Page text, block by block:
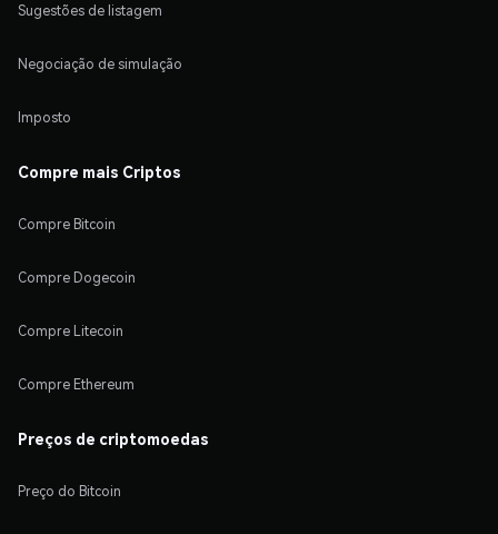
Sugestões de listagem
Negociação de simulação
Imposto
Compre mais Criptos
Compre Bitcoin
Compre Dogecoin
Compre Litecoin
Compre Ethereum
Preços de criptomoedas
Preço do Bitcoin